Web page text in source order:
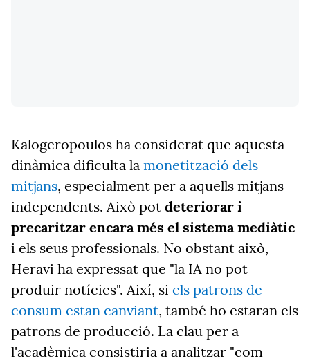
Kalogeropoulos ha considerat que aquesta
dinàmica dificulta la monetització dels
mitjans, especialment per a aquells mitjans
independents. Això pot deteriorar i
precaritzar encara més el sistema mediàtic
i els seus professionals. No obstant això,
Heravi ha expressat que "la IA no pot
produir notícies". Així, si els patrons de
consum estan canviant, també ho estaran els
patrons de producció. La clau per a
l'acadèmica consistiria a analitzar "com